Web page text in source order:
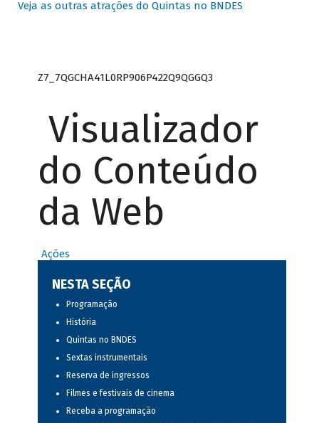
Veja as outras atrações do Quintas no BNDES
Z7_7QGCHA41L0RP906P422Q9QGGQ3
Visualizador
do Conteúdo
da Web
Ações
NESTA SEÇÃO
Programação
História
Quintas no BNDES
Sextas instrumentais
Reserva de ingressos
Filmes e festivais de cinema
Receba a programação